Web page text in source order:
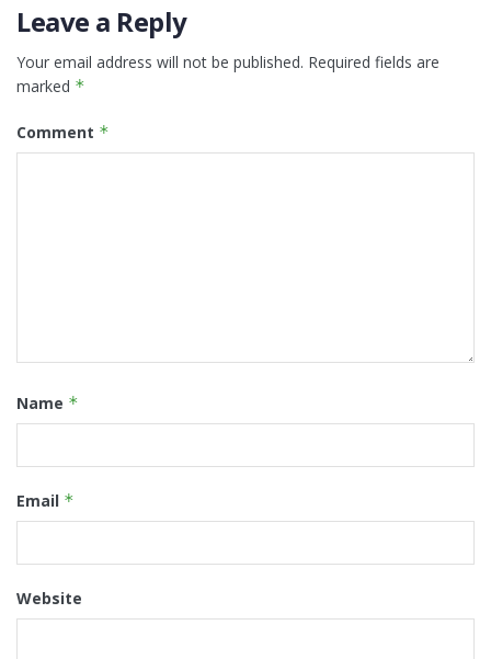
Leave a Reply
Your email address will not be published. Required fields are
marked *
Comment *
Name *
Email *
Website